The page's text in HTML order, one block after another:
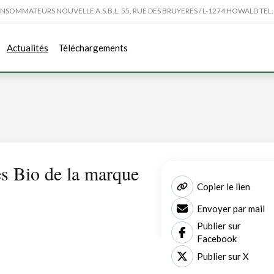
NOUVELLE A.S.B.L. 55, RUE DES BRUYERES / L-1274 HOWALD
Actualités Téléchargements
Bio de la marque
Copier le lien
Envoyer par mail
Publier sur
Facebook
Publier sur X